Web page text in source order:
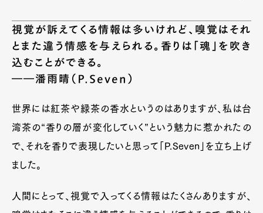
視覚が訴えてくる情報は多いけれど、嗅覚はそれ
とまた違う情感を与えられる。香りは「魂」を吹き
込むことができる。
――潘雨晴（P.Seven）
世界には紅茶や緑茶の香水というのはありますが、私は台
湾茶の“香りの層が変化していく”という魅力に惹かれたの
で、それを香りで表現したいと思って「P.Seven」を立ち上げ
ました。
人間にとって、視覚で入ってくる情報はたくさんありますが、